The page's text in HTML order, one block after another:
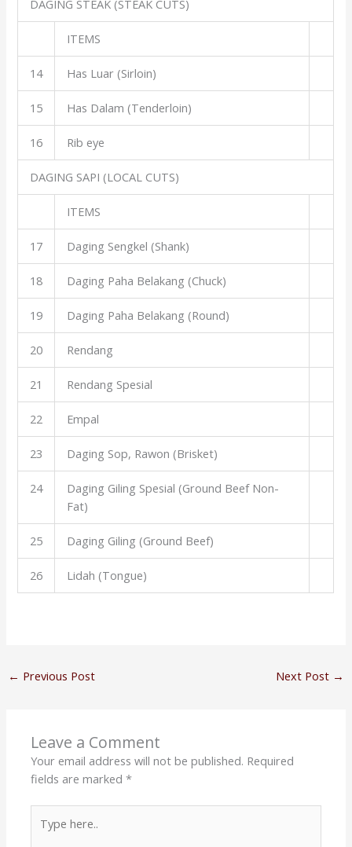
DAGING STEAK (STEAK CUTS)
ITEMS
14 Has Luar (Sirloin)
15 Has Dalam (Tenderloin)
16 Rib eye
DAGING SAPI (LOCAL CUTS)
ITEMS
17 Daging Sengkel (Shank)
18 Daging Paha Belakang (Chuck)
19 Daging Paha Belakang (Round)
20 Rendang
21 Rendang Spesial
22 Empal
23 Daging Sop, Rawon (Brisket)
24
Daging Giling Spesial (Ground Beef Non-
Fat)
25 Daging Giling (Ground Beef)
26 Lidah (Tongue)
← Previous Post Next Post →
Leave a Comment
Your email address will not be published. Required
fields are marked*
here..